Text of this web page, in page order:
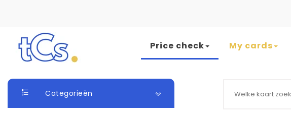
Skip to content
Price check My cards
Categorieën